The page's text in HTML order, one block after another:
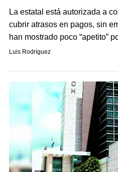
La estatal está autorizada a
cubrir atrasos en pagos, sin
han mostrado poco “apetito”
Luis Rodríguez